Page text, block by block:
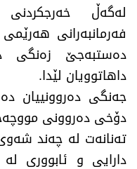
​لەگەڵ
فەرمانبەرانی
دەستبەجێ زەنگی
داهاتوویان لێدا.
جەنگی دەروونییان
دۆخی دەروونی
تەنانەت لە چەند
دارایی و ئابووری